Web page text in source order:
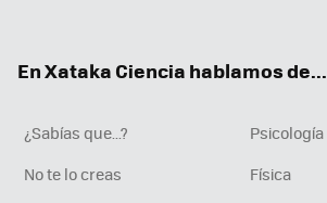
En Xataka Ciencia hablamos de...
¿Sabías que...?
Psicología
No te lo creas
Física